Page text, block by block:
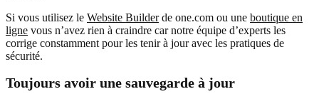
Si vous utilisez le Website Builderde one.com ou une boutique en
ligne vous n’avez rien à craindre car notre équipe d’experts les
corrige constamment pour les tenir à jour avec les pratiques de
sécurité.
Toujours avoir une sauvegarde à jour